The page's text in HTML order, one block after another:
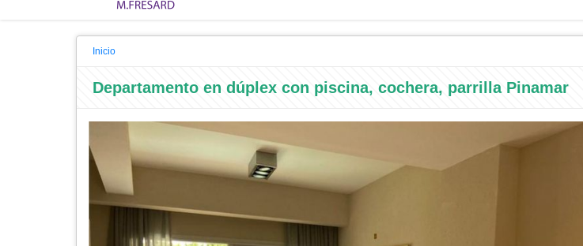
Inicio
Departamento en dúplex con piscina, cochera, parrilla Pinamar